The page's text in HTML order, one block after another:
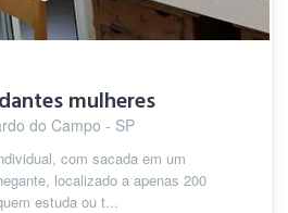
mulheres
do Campo - SP
com sacada em um
localizado a apenas 200
estuda ou t...